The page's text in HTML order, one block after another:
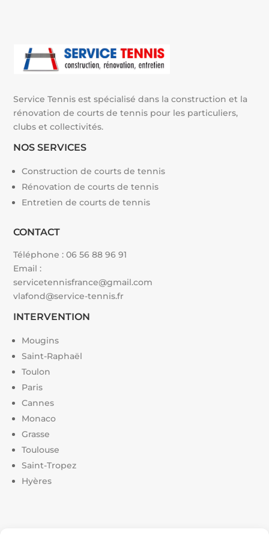
Service Tennis est spécialisé dans la construction et la
rénovation de courts de tennis pour les particuliers,
clubs et collectivités.
NOS SERVICES
Construction de courts de tennis
Rénovation de courts de tennis
Entretien de courts de tennis
CONTACT
Téléphone :06 56 88 96 91
Email :
servicetennisfrance@gmail.com
vlafond@service-tennis.fr
INTERVENTION
Mougins
Saint-Raphaël
Toulon
Paris
Cannes
Monaco
Grasse
Toulouse
Saint-Tropez
Hyères